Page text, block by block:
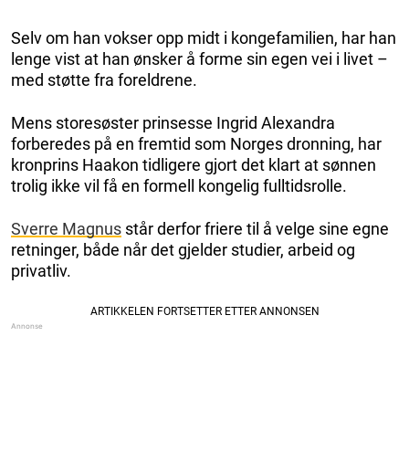
Selv om han vokser opp midt i kongefamilien, har han
lenge vist at han ønsker å forme sin egen vei i livet –
med støtte fra foreldrene.
Mens storesøster prinsesse Ingrid Alexandra
forberedes på en fremtid som Norges dronning, har
kronprins Haakon tidligere gjort det klart at sønnen
trolig ikke vil få en formell kongelig fulltidsrolle.
Sverre Magnus står derfor friere til å velge sine egne
retninger, både når det gjelder studier, arbeid og
privatliv.